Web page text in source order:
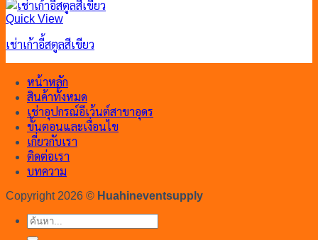
Quick View
เช่าเก้าอี้สตูลสีเขียว
หน้าหลัก
สินค้าทั้งหมด
เช่าอุปกรณ์อีเว้นต์สาขาอุดร
ขั้นตอนและเงื่อนไข
เกี่ยวกับเรา
ติดต่อเรา
บทความ
Copyright 2026 © Huahineventsupply
ค้นหา: